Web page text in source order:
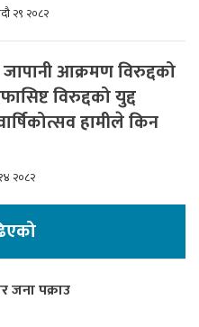
२९ २०८२
आक्रमण विरुद्दको
विरुद्दको युद्द
हामीले किन
२०८२
जना पक्राउ